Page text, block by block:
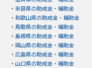
・ 奈良県の助成金・補助金
・ 和歌山県の助成金・補助金
・ 鳥取県の助成金・補助金
・ 島根県の助成金・補助金
・ 岡山県の助成金・補助金
・ 広島県の助成金・補助金
・ 山口県の助成金・補助金